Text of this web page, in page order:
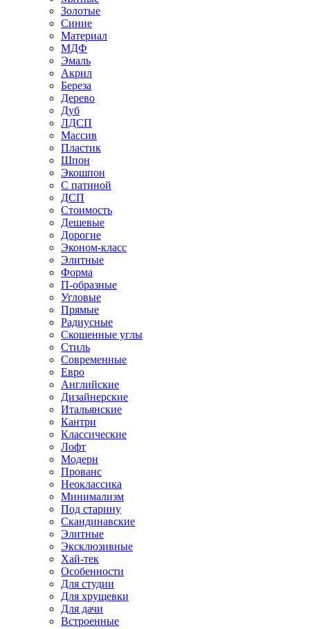
Золотые
Синие
Материал
МДФ
Эмаль
Акрил
Береза
Дерево
Дуб
ЛДСП
Массив
Пластик
Шпон
Экошпон
С патиной
ДСП
Стоимость
Дешевые
Дорогие
Эконом-класс
Элитные
Форма
П-образные
Угловые
Прямые
Радиусные
Скошенные углы
Стиль
Современные
Евро
Английские
Дизайнерские
Итальянские
Кантри
Классические
Лофт
Модерн
Прованс
Неоклассика
Минимализм
Под старину
Скандинавские
Элитные
Эксклюзивные
Хай-тек
Особенности
Для студии
Для хрущевки
Для дачи
Встроенные